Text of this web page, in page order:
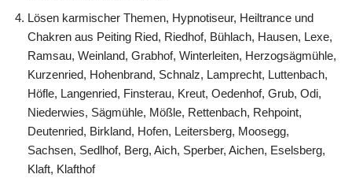
Lösen karmischer Themen, Hypnotiseur, Heiltrance und
Chakren aus Peiting Ried, Riedhof, Bühlach, Hausen, Lexe,
Ramsau, Weinland, Grabhof, Winterleiten, Herzogsägmühle,
Kurzenried, Hohenbrand, Schnalz, Lamprecht, Luttenbach,
Höfle, Langenried, Finsterau, Kreut, Oedenhof, Grub, Odi,
Niederwies, Sägmühle, Mößle, Rettenbach, Rehpoint,
Deutenried, Birkland, Hofen, Leitersberg, Moosegg,
Sachsen, Sedlhof, Berg, Aich, Sperber, Aichen, Eselsberg,
Klaft, Klafthof